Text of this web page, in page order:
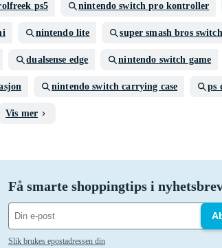
ps5 nintendo switch pro kontroller
nintendo lite super smash bros switch
dualsense edge nintendo switch game
nintendo switch carrying case ps
Vis mer
Få smarte shoppingtips i
Slik brukes epostadressen din